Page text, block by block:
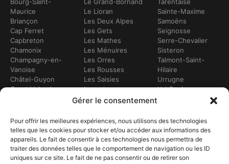
Gérer le consentement
Pour offrir les meilleures expériences, nous utilisons des technologies
telles que les cookies pour stocker et/ou accéder aux informations des
appareils. Le fait de consentir à ces technologies nous permettra de
traiter des données telles que le comportement de navigation ou les ID
uniques sur ce site. Le fait de ne pas consentir ou de retirer son
Maurice
Briançon
Cap Ferret
Capbreton
Chamonix
Champagny-en-
Vanoise
Châtel-Guyon
Crest-Voland
Embrun
Flumet
Frontignan
Gourette
Gruissan
Le Lioran
Les Deux Alpes
Les Gets
Les Mathes
Les Ménuires
Les Orres
Les Rousses
Les Saisies
Leucate
Lézignan-
Loudenvielle
Luchon
Luz-Saint-Sauveur
Marennes
Marseille
Sainte-Maxime
Samoëns
Seignosse
Serre-Chevalier
Sisteron
Talmont-Saint-
Hilaire
Urrugne
Val Cenis
Valberg
Vars
Vendays-
Montalivet
Villard-de-Lans